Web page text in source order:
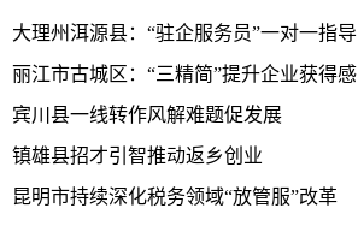
大理州洱源县：“驻企服务员”一对一指导
丽江市古城区：“三精简”提升企业获得感
宾川县一线转作风解难题促发展
镇雄县招才引智推动返乡创业
昆明市持续深化税务领域“放管服”改革